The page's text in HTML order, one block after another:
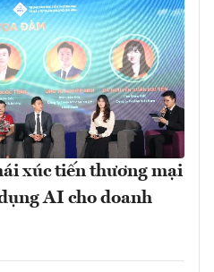
xúc tiến thương mại
AI cho doanh